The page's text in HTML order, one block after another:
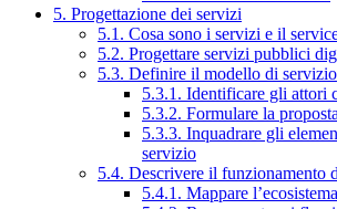
5. Progettazione dei servizi
5.1. Cosa sono i servizi e il
5.2. Progettare servizi pubblici
5.3. Definire il modello di servizio
5.3.1. Identificare gli attori
5.3.2. Formulare la
5.3.3. Inquadrare gli
servizio
5.4. Descrivere il funzionamento
5.4.1. Mappare l’ecosistema